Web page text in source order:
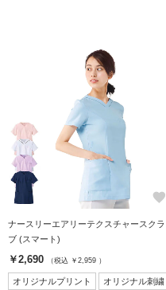
favorite
ナースリーエアリーテクスチャースクラ
ブ (スマート)
￥2,690 （税込 ￥2,959 ）
オリジナルプリント オリジナル刺繍